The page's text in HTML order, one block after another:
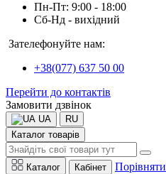
Пн-Пт: 9:00 - 18:00
Сб-Нд - вихідний
Зателефонуйте нам:
+38(077) 637 50 00
Перейти до контактів
Замовити дзвінок
UA
RU
Каталог товарів
Каталог Кабінет Порівняти